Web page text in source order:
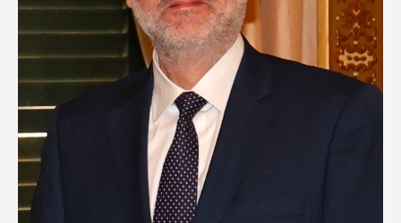
المسلحة
التخلي
عن
السلاح